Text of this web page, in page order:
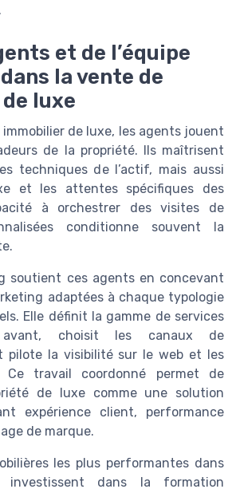
et de l’équipe
la vente de
luxe
de luxe, les agents jouent
de la propriété. Ils maîtrisent
techniques de l’actif, mais aussi
et les attentes spécifiques des
à orchestrer des visites de
conditionne souvent la
soutient ces agents en concevant
adaptées à chaque typologie
Elle définit la gamme de services
choisit les canaux de
pilote la visibilité sur le web et les
Ce travail coordonné permet de
de luxe comme une solution
expérience client, performance
de marque.
les plus performantes dans
investissent dans la formation